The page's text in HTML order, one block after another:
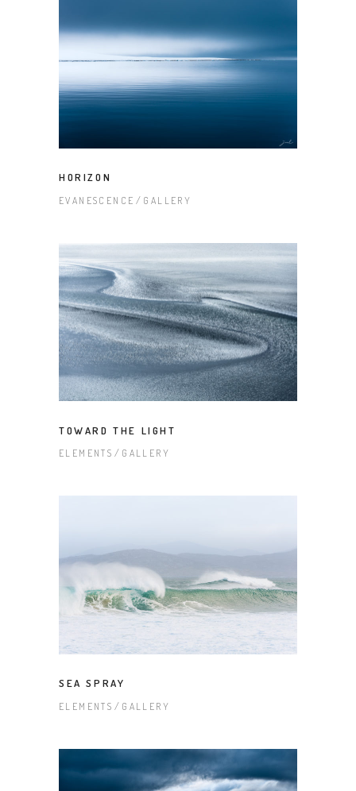
HORIZON
EVANESCENCE GALLERY
TOWARD THE LIGHT
ELEMENTS GALLERY
SEA SPRAY
ELEMENTS GALLERY